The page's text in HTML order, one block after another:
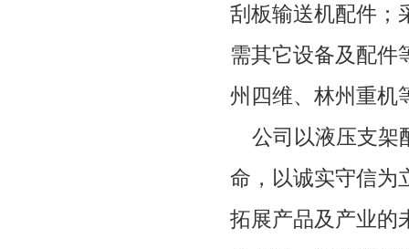
刮板输送机配件；
需其它设备及配件
州四维、林州重机
公司以液压支架
命，以诚实守信为
拓展产品及产业的